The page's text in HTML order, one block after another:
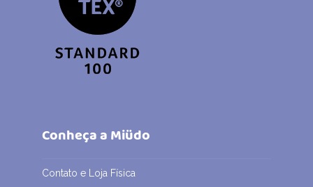
Conheça a Miüdo
Contato e Loja Física